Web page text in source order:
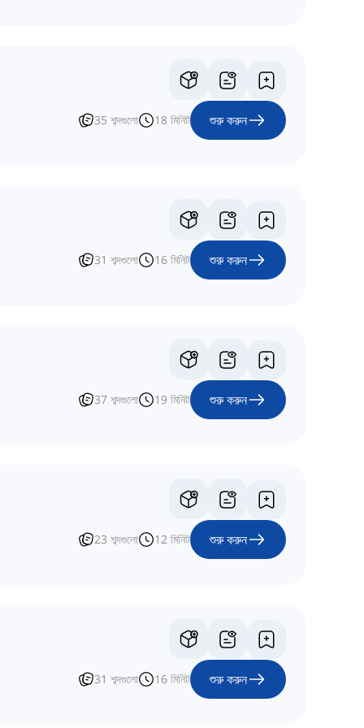
35 শব্দগুলো 18 মিনিট শুরু করুন
31 শব্দগুলো 16 মিনিট শুরু করুন
37 শব্দগুলো 19 মিনিট শুরু করুন
23 শব্দগুলো 12 মিনিট শুরু করুন
31 শব্দগুলো 16 মিনিট শুরু করুন